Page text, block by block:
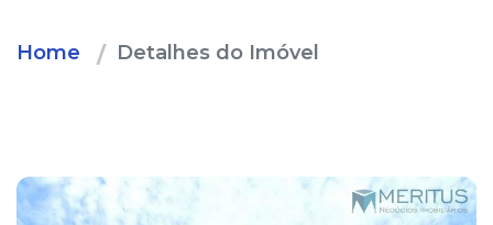
Home Detalhes do Imóvel